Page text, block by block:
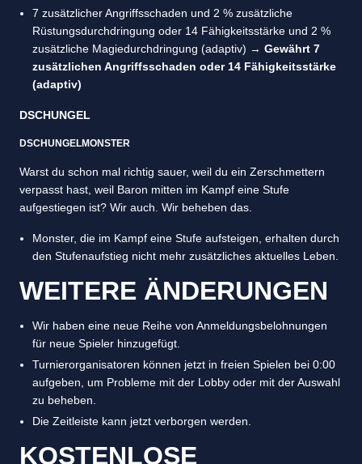
7 zusätzlicher Angriffsschaden und 2 % zusätzliche
Rüstungsdurchdringung oder 14 Fähigkeitsstärke und 2 %
zusätzliche Magiedurchdringung (adaptiv) → Gewährt 7
zusätzlichen Angriffsschaden oder 14 Fähigkeitsstärke
(adaptiv)
DSCHUNGEL
DSCHUNGELMONSTER
Warst du schon mal richtig sauer, weil du ein Zerschmettern
verpasst hast, weil Baron mitten im Kampf eine Stufe
aufgestiegen ist? Wir auch. Wir beheben das.
Monster, die im Kampf eine Stufe aufsteigen, erhalten durch
den Stufenaufstieg nicht mehr zusätzliches aktuelles Leben.
WEITERE ÄNDERUNGEN
Wir haben eine neue Reihe von Anmeldungsbelohnungen
für neue Spieler hinzugefügt.
Turnierorganisatoren können jetzt in freien Spielen bei 0:00
aufgeben, um Probleme mit der Lobby oder mit der Auswahl
zu beheben.
Die Zeitleiste kann jetzt verborgen werden.
KOSTENLOSE